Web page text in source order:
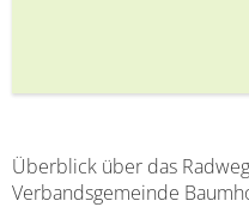
Überblick über das
Verbandsgemeinde